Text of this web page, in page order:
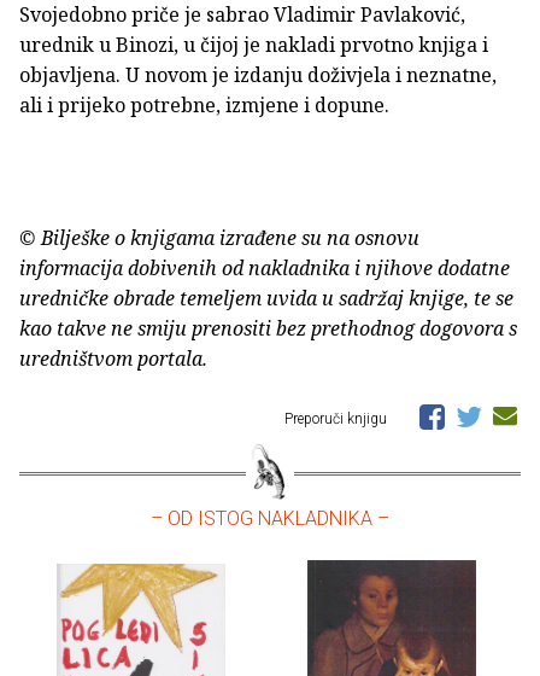
Svojedobno priče je sabrao Vladimir Pavlaković,
urednik u Binozi, u čijoj je nakladi prvotno knjiga i
objavljena. U novom je izdanju doživjela i neznatne,
ali i prijeko potrebne, izmjene i dopune.
© Bilješke o knjigama izrađene su na osnovu
informacija dobivenih od nakladnika i njihove dodatne
uredničke obrade temeljem uvida u sadržaj knjige, te se
kao takve ne smiju prenositi bez prethodnog dogovora s
uredništvom portala.
Preporuči knjigu
– OD ISTOG NAKLADNIKA –